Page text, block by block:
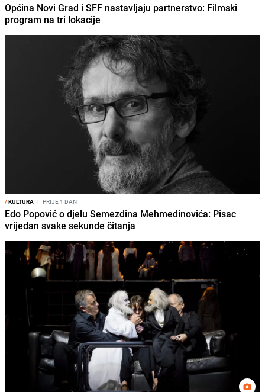
Općina Novi Grad i SFF nastavljaju partnerstvo: Filmski
program na tri lokacije
/KULTURA I PRIJE 1 DAN
Edo Popović o djelu Semezdina Mehmedinovića: Pisac
vrijedan svake sekunde čitanja